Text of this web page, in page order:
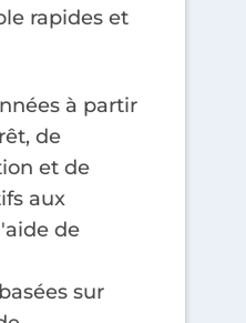
rapides et
à partir
de
et de
aux
de
sur